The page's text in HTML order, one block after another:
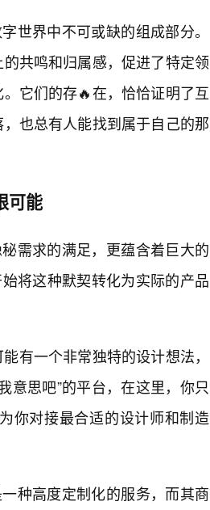
世界中不可或缺的组成部分。
共鸣和归属感，促进了特定领
它们的存🔥在，恰恰证明了互
也总有人能找到属于自己的那
可能
需求的满足，更蕴含着巨大的
将这种默契转化为实际的产品
有一个非常独特的设计想法，
意思吧”的平台，在这里，你只
你对接最合适的设计师和制造
种高度定制化的服务，而其商